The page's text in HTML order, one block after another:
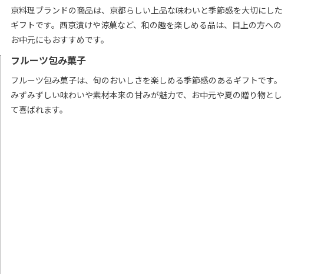
京料理ブランドの商品は、京都らしい上品な味わいと季節感を大切にした
ギフトです。西京漬けや涼菓など、和の趣を楽しめる品は、目上の方への
お中元にもおすすめです。
フルーツ包み菓子
フルーツ包み菓子は、旬のおいしさを楽しめる季節感のあるギフトです。
みずみずしい味わいや素材本来の甘みが魅力で、お中元や夏の贈り物とし
て喜ばれます。